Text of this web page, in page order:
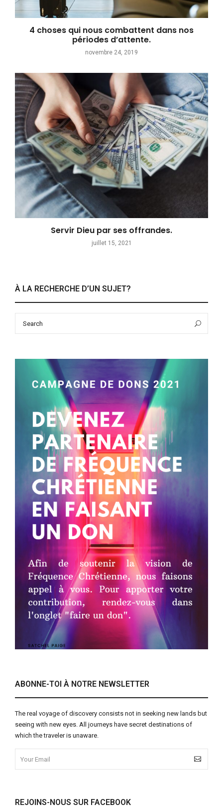
4 choses qui nous combattent dans nos
périodes d’attente.
novembre 24, 2019
Servir Dieu par ses offrandes.
juillet 15, 2021
À LA RECHERCHE D’UN SUJET?
ABONNE-TOI À NOTRE NEWSLETTER
The real voyage of discovery consists not in seeking new lands but
seeing with new eyes. All journeys have secret destinations of
which the traveler is unaware.
REJOINS-NOUS SUR FACEBOOK